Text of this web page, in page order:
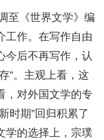
至《世界文学》编
工作。在写作自由
今后不再写作，认
”。主观上看，这
，对外国文学的专
时期”回归积累了
学的选择上，宗璞